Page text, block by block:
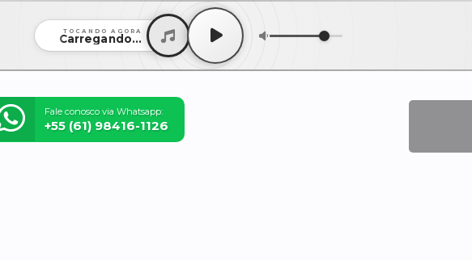
TOCANDO AGORA
Carregando...
Fale conosco via Whatsapp:
+55 (61) 98416-1126